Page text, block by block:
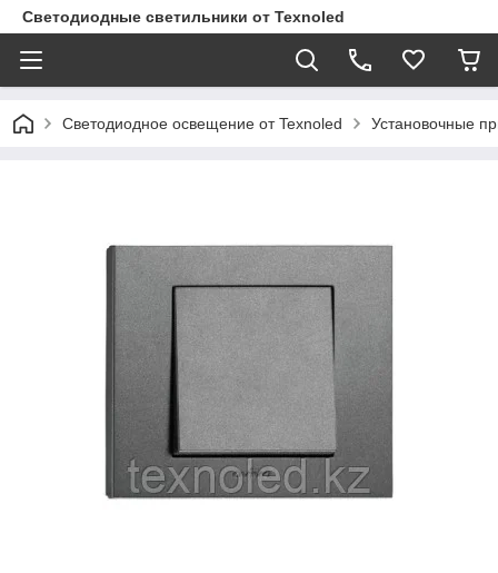
Светодиодные светильники от Texnoled
Светодиодное освещение от Texnoled Установочные